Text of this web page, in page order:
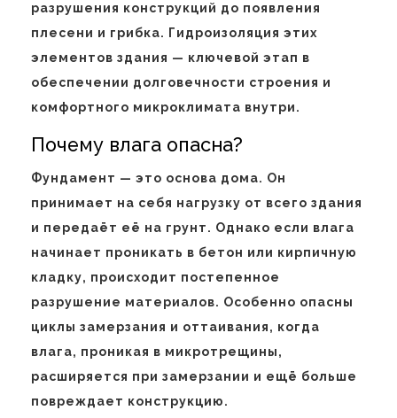
разрушения конструкций до появления
плесени и грибка. Гидроизоляция этих
элементов здания — ключевой этап в
обеспечении долговечности строения и
комфортного микроклимата внутри.
Почему влага опасна?
Фундамент — это основа дома. Он
принимает на себя нагрузку от всего здания
и передаёт её на грунт. Однако если влага
начинает проникать в бетон или кирпичную
кладку, происходит постепенное
разрушение материалов. Особенно опасны
циклы замерзания и оттаивания, когда
влага, проникая в микротрещины,
расширяется при замерзании и ещё больше
повреждает конструкцию.